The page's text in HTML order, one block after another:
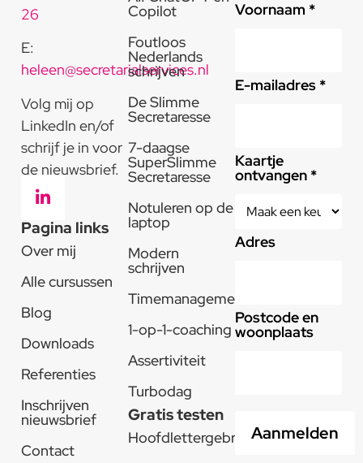
26
E:
heleen@secretarialservices.nl
Volg mij op
LinkedIn en/of
schrijf je in voor
de nieuwsbrief.
Pagina links
Over mij
Alle cursussen
Blog
Downloads
Referenties
Inschrijven
nieuwsbrief
Contact
Copilot
Foutloos
Nederlands
schrijven
De Slimme
Secretaresse
7-daagse
SuperSlimme
Secretaresse
Notuleren op de
laptop
Modern
schrijven
Timemanagement
1-op-1-coaching
Assertiviteit
Turbodag
Gratis testen
Hoofdlettergebruik
Voornaam *
E-mailadres *
Kaartje
ontvangen *
Adres
Postcode en
woonplaats